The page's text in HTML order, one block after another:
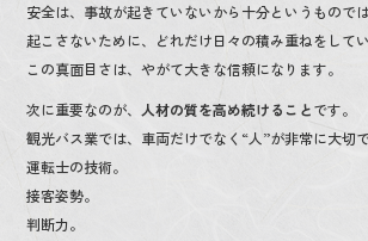
安全は、事故が起きていないから十分というもので
起こさないために、どれだけ日々の積み重ねをして
この真面目さは、やがて大きな信頼になります。
次に重要なのが、 人材の質を高め続けることです。
観光バス業では、車両だけでなく“人”が非常に大切で
運転士の技術。
接客姿勢。
判断力。